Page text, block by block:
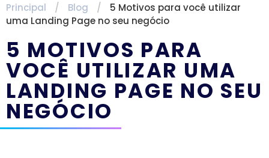
Principal / Blog /
5 Motivos para você utilizar
uma Landing Page no seu negócio
5 MOTIVOS PARA
VOCÊ UTILIZAR UMA
LANDING PAGE NO SEU
NEGÓCIO